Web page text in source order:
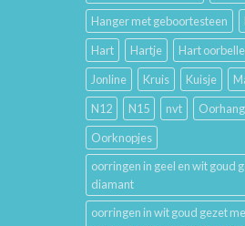
Hanger met geboortesteen
Hart
Hartje
Hart
Jonline
Kruis Kuisje
N12
N15 nvt
Oorknopjes
oorringen in geel en wit goud
diamant
oorringen in wit goud gezet